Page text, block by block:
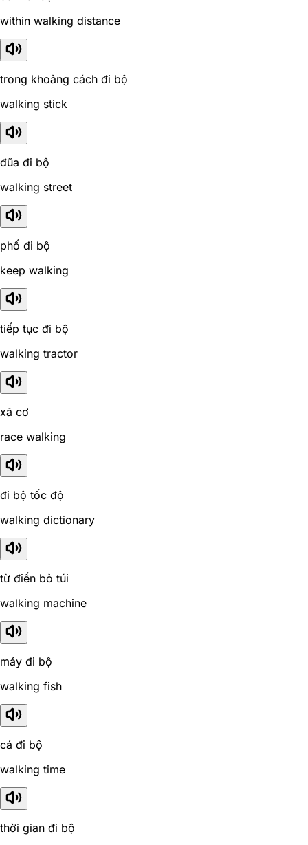
within walking distance
trong khoảng cách đi bộ
walking stick
đũa đi bộ
walking street
phố đi bộ
keep walking
tiếp tục đi bộ
walking tractor
xã cơ
race walking
đi bộ tốc độ
walking dictionary
từ điển bỏ túi
walking machine
máy đi bộ
walking fish
cá đi bộ
walking time
thời gian đi bộ